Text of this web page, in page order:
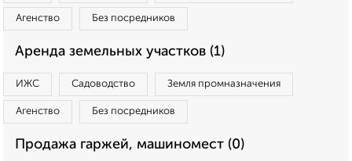
Агенство Без посредников
Аренда земельных участков (1)
ИЖС Садоводство Земля промназначения
Агенство Без посредников
Продажа гаржей, машиномест (0)